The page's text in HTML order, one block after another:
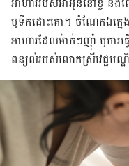
ឬទឹកដោះគោ។ ចំណែកឯក្មេ
អាហារដែលម៉ាក់ៗញ៉ាំ ឬការធ្
ពន្យល់របស់លោកស្រីវេជ្ជ